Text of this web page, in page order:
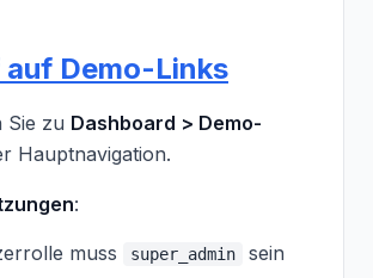
Demo-Links
Sie zu Dashboard > Demo-
Hauptnavigation.
:
muss super_admin
sein